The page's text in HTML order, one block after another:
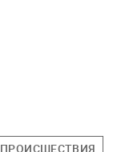
ПРОИСШЕСТВИЯ